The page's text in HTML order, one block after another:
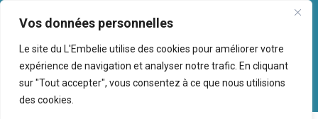
Vos données personnelles
Le site du L'Embelie utilise des cookies pour améliorer votre
expérience de navigation et analyser notre trafic. En cliquant
sur "Tout accepter", vous consentez à ce que nous utilisions
des cookies.